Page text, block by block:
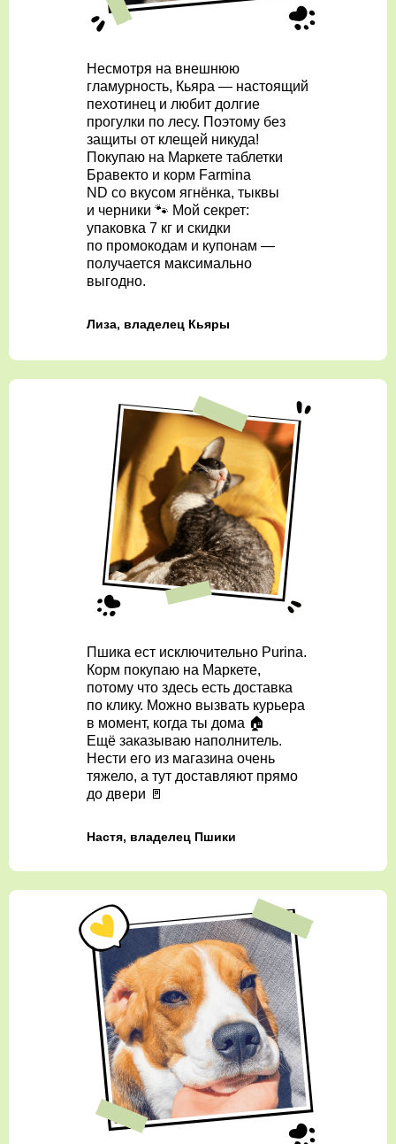
Несмотря на внешнюю
гламурность, Кьяра — настоящий
пехотинец и любит долгие
прогулки по лесу. Поэтому без
защиты от клещей никуда!
Покупаю на Маркете таблетки
Бравекто и корм Farmina
ND со вкусом ягнёнка, тыквы
и черники 🐾 Мой секрет:
упаковка 7 кг и скидки
по промокодам и купонам —
получается максимально
выгодно.
Лиза, владелец Кьяры
Пшика ест исключительно Purina.
Корм покупаю на Маркете,
потому что здесь есть доставка
по клику. Можно вызвать курьера
в момент, когда ты дома 🏠
Ещё заказываю наполнитель.
Нести его из магазина очень
тяжело, а тут доставляют прямо
до двери 🚪
Настя, владелец Пшики